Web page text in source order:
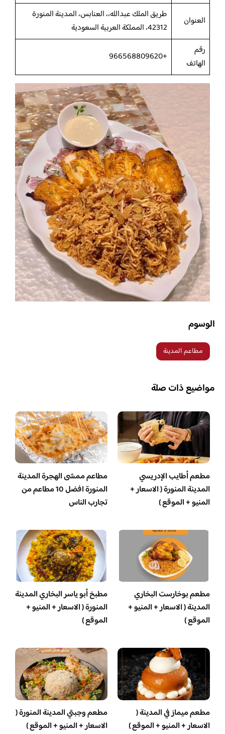
العنوان
طريق الملك عبدالله،، العنابس، المدينة المنورة
42312، المملكة العربية السعودية
رقم
الهاتف
+966568809620
الوسوم
مطاعم المدينة
مواضيع ذات صلة
مطعم أطايب الإدريسي
المدينة المنورة ( الاسعار +
المنيو + الموقع )
مطاعم ممشى الهجرة المدينة
المنورة افضل 10 مطاعم من
تجارب الناس
مطعم بوخارست البخاري
المدينة ( الاسعار + المنيو +
الموقع )
مطبخ أبو ياسر البخاري المدينة
المنورة ( الاسعار + المنيو +
الموقع )
مطعم ميماز في المدينة (
الاسعار + المنيو + الموقع )
مطعم وجبتي المدينة المنورة (
الاسعار + المنيو + الموقع )